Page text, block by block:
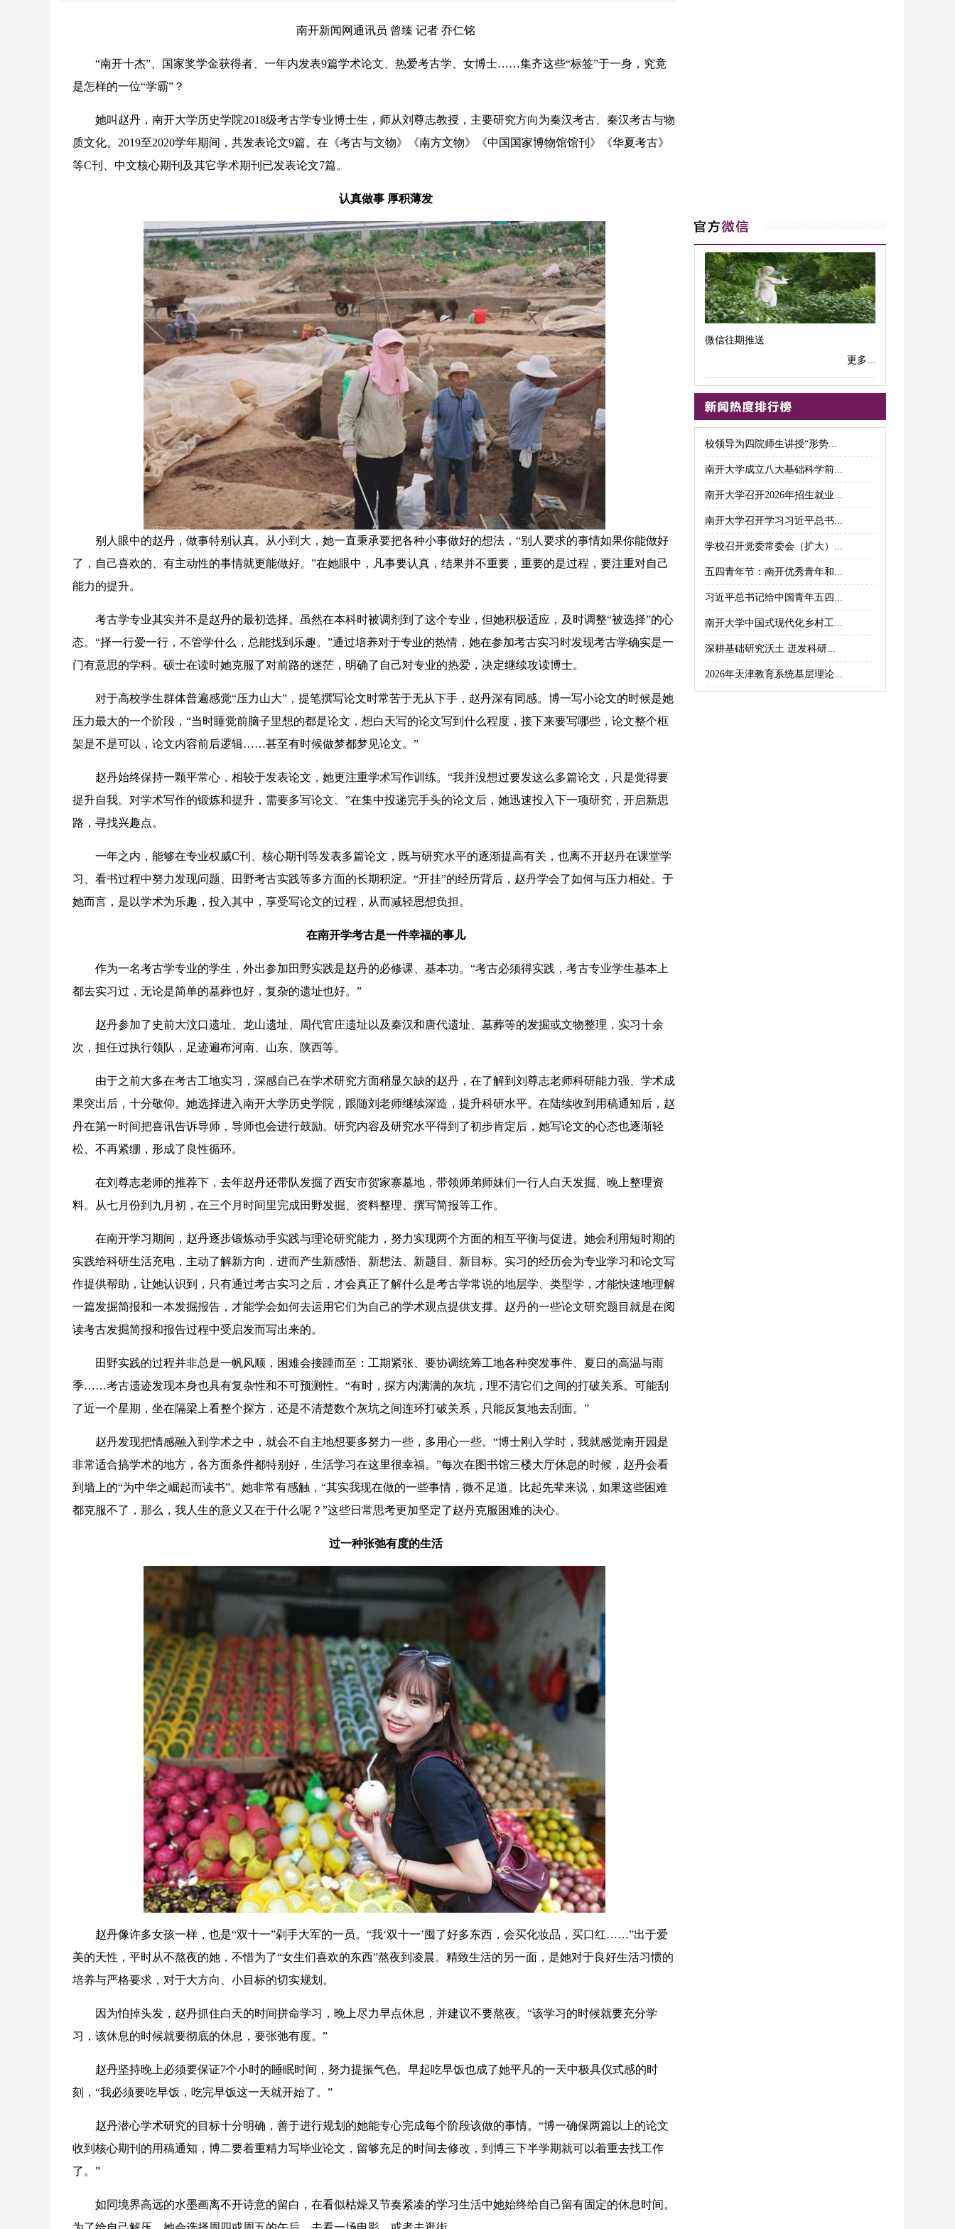
南开新闻网通讯员 曾臻 记者 乔仁铭
“南开十杰”、国家奖学金获得者、一年内发表9篇学术论文、热爱考古学、女博士……集齐这些“标签”于一身，究竟
是怎样的一位“学霸”？
她叫赵丹，南开大学历史学院2018级考古学专业博士生，师从刘尊志教授，主要研究方向为秦汉考古、秦汉考古与物
质文化。2019至2020学年期间，共发表论文9篇。在《考古与文物》《南方文物》《中国国家博物馆馆刊》《华夏考古》
等C刊、中文核心期刊及其它学术期刊已发表论文7篇。
认真做事 厚积薄发
别人眼中的赵丹，做事特别认真。从小到大，她一直秉承要把各种小事做好的想法，“别人要求的事情如果你能做好
了，自己喜欢的、有主动性的事情就更能做好。”在她眼中，凡事要认真，结果并不重要，重要的是过程，要注重对自己
能力的提升。
考古学专业其实并不是赵丹的最初选择。虽然在本科时被调剂到了这个专业，但她积极适应，及时调整“被选择”的心
态。“择一行爱一行，不管学什么，总能找到乐趣。”通过培养对于专业的热情，她在参加考古实习时发现考古学确实是一
门有意思的学科。硕士在读时她克服了对前路的迷茫，明确了自己对专业的热爱，决定继续攻读博士。
对于高校学生群体普遍感觉“压力山大”，提笔撰写论文时常苦于无从下手，赵丹深有同感。博一写小论文的时候是她
压力最大的一个阶段，“当时睡觉前脑子里想的都是论文，想白天写的论文写到什么程度，接下来要写哪些，论文整个框
架是不是可以，论文内容前后逻辑……甚至有时候做梦都梦见论文。”
赵丹始终保持一颗平常心，相较于发表论文，她更注重学术写作训练。“我并没想过要发这么多篇论文，只是觉得要
提升自我。对学术写作的锻炼和提升，需要多写论文。”在集中投递完手头的论文后，她迅速投入下一项研究，开启新思
路，寻找兴趣点。
一年之内，能够在专业权威C刊、核心期刊等发表多篇论文，既与研究水平的逐渐提高有关，也离不开赵丹在课堂学
习、看书过程中努力发现问题、田野考古实践等多方面的长期积淀。“开挂”的经历背后，赵丹学会了如何与压力相处。于
她而言，是以学术为乐趣，投入其中，享受写论文的过程，从而减轻思想负担。
在南开学考古是一件幸福的事儿
作为一名考古学专业的学生，外出参加田野实践是赵丹的必修课、基本功。“考古必须得实践，考古专业学生基本上
都去实习过，无论是简单的墓葬也好，复杂的遗址也好。”
赵丹参加了史前大汶口遗址、龙山遗址、周代官庄遗址以及秦汉和唐代遗址、墓葬等的发掘或文物整理，实习十余
次，担任过执行领队，足迹遍布河南、山东、陕西等。
由于之前大多在考古工地实习，深感自己在学术研究方面稍显欠缺的赵丹，在了解到刘尊志老师科研能力强、学术成
果突出后，十分敬仰。她选择进入南开大学历史学院，跟随刘老师继续深造，提升科研水平。在陆续收到用稿通知后，赵
丹在第一时间把喜讯告诉导师，导师也会进行鼓励。研究内容及研究水平得到了初步肯定后，她写论文的心态也逐渐轻
松、不再紧绷，形成了良性循环。
在刘尊志老师的推荐下，去年赵丹还带队发掘了西安市贺家寨墓地，带领师弟师妹们一行人白天发掘、晚上整理资
料。从七月份到九月初，在三个月时间里完成田野发掘、资料整理、撰写简报等工作。
在南开学习期间，赵丹逐步锻炼动手实践与理论研究能力，努力实现两个方面的相互平衡与促进。她会利用短时期的
实践给科研生活充电，主动了解新方向，进而产生新感悟、新想法、新题目、新目标。实习的经历会为专业学习和论文写
作提供帮助，让她认识到，只有通过考古实习之后，才会真正了解什么是考古学常说的地层学、类型学，才能快速地理解
一篇发掘简报和一本发掘报告，才能学会如何去运用它们为自己的学术观点提供支撑。赵丹的一些论文研究题目就是在阅
读考古发掘简报和报告过程中受启发而写出来的。
田野实践的过程并非总是一帆风顺，困难会接踵而至：工期紧张、要协调统筹工地各种突发事件、夏日的高温与雨
季……考古遗迹发现本身也具有复杂性和不可预测性。“有时，探方内满满的灰坑，理不清它们之间的打破关系。可能刮
了近一个星期，坐在隔梁上看整个探方，还是不清楚数个灰坑之间连环打破关系，只能反复地去刮面。”
赵丹发现把情感融入到学术之中，就会不自主地想要多努力一些，多用心一些。“博士刚入学时，我就感觉南开园是
非常适合搞学术的地方，各方面条件都特别好，生活学习在这里很幸福。”每次在图书馆三楼大厅休息的时候，赵丹会看
到墙上的“为中华之崛起而读书”。她非常有感触，“其实我现在做的一些事情，微不足道。比起先辈来说，如果这些困难
都克服不了，那么，我人生的意义又在于什么呢？”这些日常思考更加坚定了赵丹克服困难的决心。
过一种张弛有度的生活
赵丹像许多女孩一样，也是“双十一”剁手大军的一员。“我‘双十一’囤了好多东西，会买化妆品，买口红……”出于爱
美的天性，平时从不熬夜的她，不惜为了“女生们喜欢的东西”熬夜到凌晨。精致生活的另一面，是她对于良好生活习惯的
培养与严格要求，对于大方向、小目标的切实规划。
因为怕掉头发，赵丹抓住白天的时间拼命学习，晚上尽力早点休息，并建议不要熬夜。“该学习的时候就要充分学
习，该休息的时候就要彻底的休息，要张弛有度。”
赵丹坚持晚上必须要保证7个小时的睡眠时间，努力提振气色。早起吃早饭也成了她平凡的一天中极具仪式感的时
刻，“我必须要吃早饭，吃完早饭这一天就开始了。”
赵丹潜心学术研究的目标十分明确，善于进行规划的她能专心完成每个阶段该做的事情。“博一确保两篇以上的论文
收到核心期刊的用稿通知，博二要着重精力写毕业论文，留够充足的时间去修改，到博三下半学期就可以着重去找工作
了。”
如同境界高远的水墨画离不开诗意的留白，在看似枯燥又节奏紧凑的学习生活中她始终给自己留有固定的休息时间。
微信往期推送
更多...
校领导为四院师生讲授“形势...
南开大学成立八大基础科学前...
南开大学召开2026年招生就业...
南开大学召开学习习近平总书...
学校召开党委常委会（扩大）...
五四青年节：南开优秀青年和...
习近平总书记给中国青年五四...
南开大学中国式现代化乡村工...
深耕基础研究沃土 迸发科研...
2026年天津教育系统基层理论...